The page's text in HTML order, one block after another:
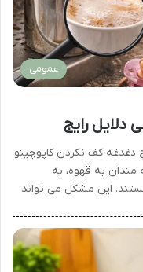
عمومی
دلایل رایج
دغدغه کف نکردن کاپوچینو
به قهوه، به
این مشکل می تواند